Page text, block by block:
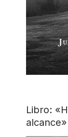
Libro:
alcance»